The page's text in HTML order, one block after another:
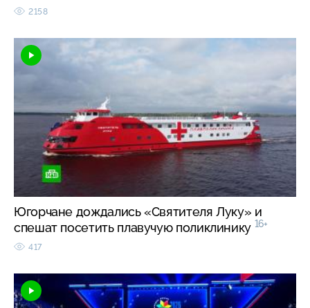
2158
Югорчане дождались «Святителя Луку» и
спешат посетить плавучую поликлинику 16+
417